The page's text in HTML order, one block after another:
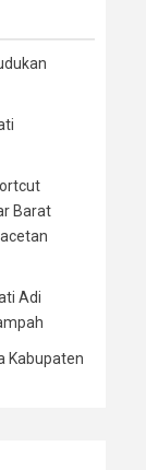
Barat
Adi
Kabupaten